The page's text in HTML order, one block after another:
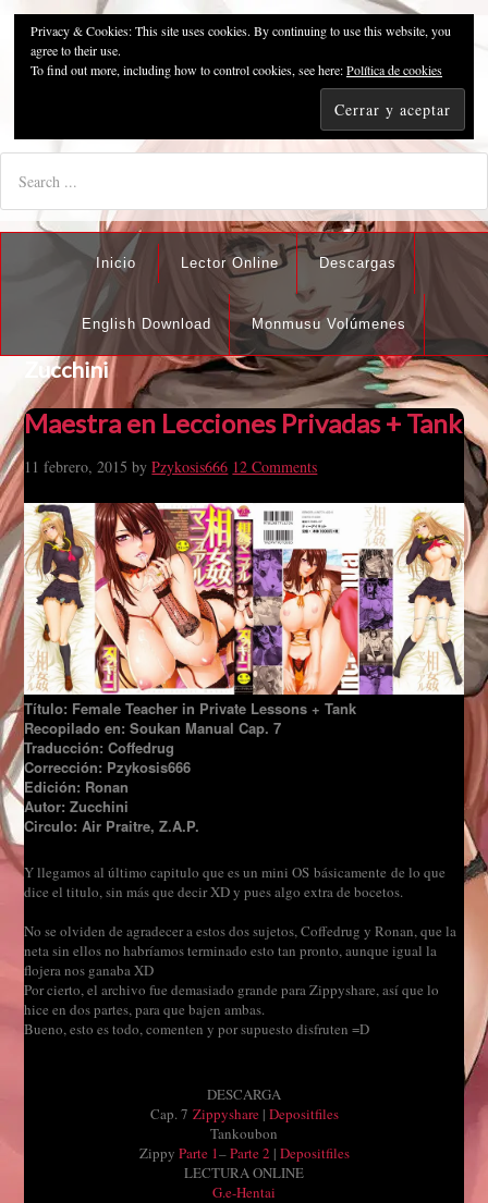
Pzykosis666HFansub
"I'm the best there is at what I do, but what I do best isn't very
Inicio Lector Online Descargas
English Download Monmusu Volúmenes
Zucchini
Maestra en Lecciones Privadas + Tank
11 febrero, 2015 byPzykosis666 12 Comments
Título: Female Teacher in Private Lessons + Tank
Recopilado en: Soukan Manual Cap. 7
Traducción: Coffedrug
Corrección: Pzykosis666
Edición: Ronan
Autor: Zucchini
Circulo: Air Praitre, Z.A.P.
Y llegamos al último capitulo que es un mini OS básicamente de lo que
dice el titulo, sin más que decir XD y pues algo extra de bocetos.
No se olviden de agradecer a estos dos sujetos, Coffedrug y Ronan, que la
neta sin ellos no habríamos terminado esto tan pronto, aunque igual la
flojera nos ganaba XD
Por cierto, el archivo fue demasiado grande para Zippyshare, así que lo
hice en dos partes, para que bajen ambas.
Bueno, esto es todo, comenten y por supuesto disfruten =D
DESCARGA
Cap. 7 Zippyshare| Depositfiles
Tankoubon
Zippy Parte 1–Parte 2 | Depositfiles
LECTURA ONLINE
G.e-Hentai
Privacy & Cookies: This site uses cookies. By continuing to use this website, you
agree to their use.
To find out more, including how to control cookies, see here:Política de cookies